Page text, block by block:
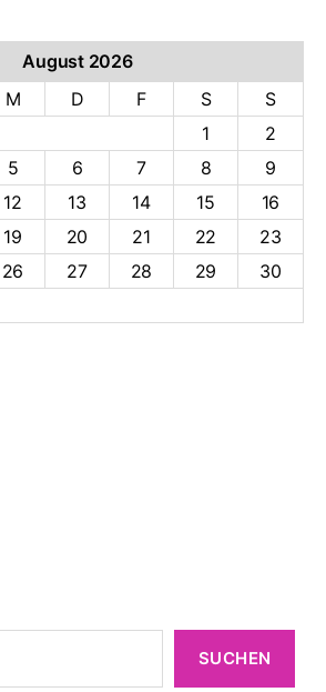
August 2026
M D F S
S
1
2
5 6 7 8
9
12 13 14 15
16
19 20 21 22
23
26 27 28 29
30
SUCHEN